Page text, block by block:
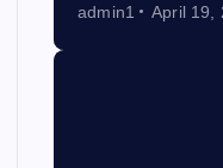
admin1 April 19,